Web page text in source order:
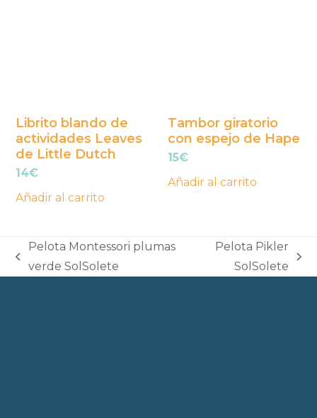
Librito blando de
actividades Leaves
de Little Dutch
14€
Añadir al carrito
Tambor giratorio
con espejo de Hape
15€
Añadir al carrito
previous
Pelota Montessori plumas
verde SolSolete
Pelota Pikler
SolSolete